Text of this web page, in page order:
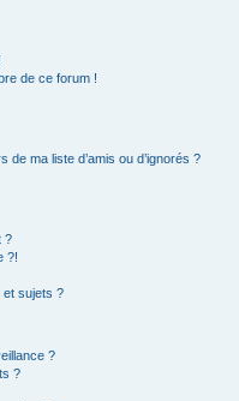
de ce forum !
ma liste d’amis ou d’ignorés ?
?
?!
et sujets ?
?
?